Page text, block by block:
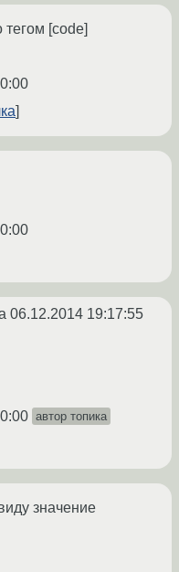
тегом [code]
06.12.2014 19:17:55
автор топика
значение